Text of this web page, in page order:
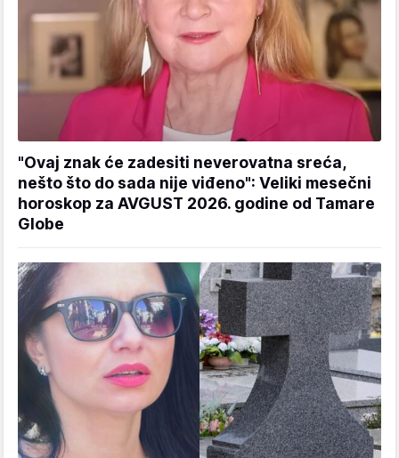
"Ovaj znak će zadesiti neverovatna sreća,
nešto što do sada nije viđeno": Veliki mesečni
horoskop za AVGUST 2026. godine od Tamare
Globe